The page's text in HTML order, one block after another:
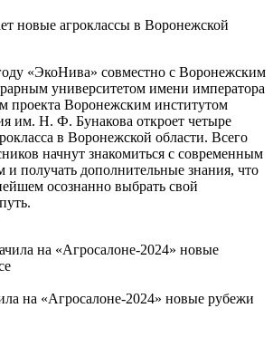
новые агроклассы в Воронежской
«ЭкоНива» совместно с Воронежским
университетом имени императора
проекта Воронежским институтом
им. Н. Ф. Бунакова откроет четыре
в Воронежской области. Всего
начнут знакомиться с современным
и получать дополнительные знания, что
осознанно выбрать свой
на «Агросалоне-2024» новые рубежи